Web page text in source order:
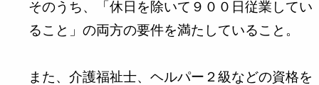
そのうち、「休日を除いて９００日従業してい
ること」の両方の要件を満たしていること。
また、介護福祉士、ヘルパー２級などの資格を